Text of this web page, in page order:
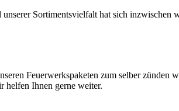
Sortimentsvielfalt hat sich inzwischen
Feuerwerkspaketen zum selber zünden
helfen Ihnen gerne weiter.